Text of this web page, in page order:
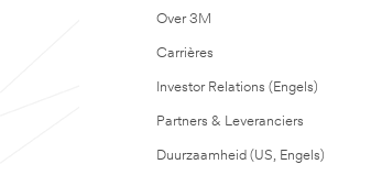
Over 3M
Carrières
Investor Relations (Engels)
Partners & Leveranciers
Duurzaamheid (US, Engels)